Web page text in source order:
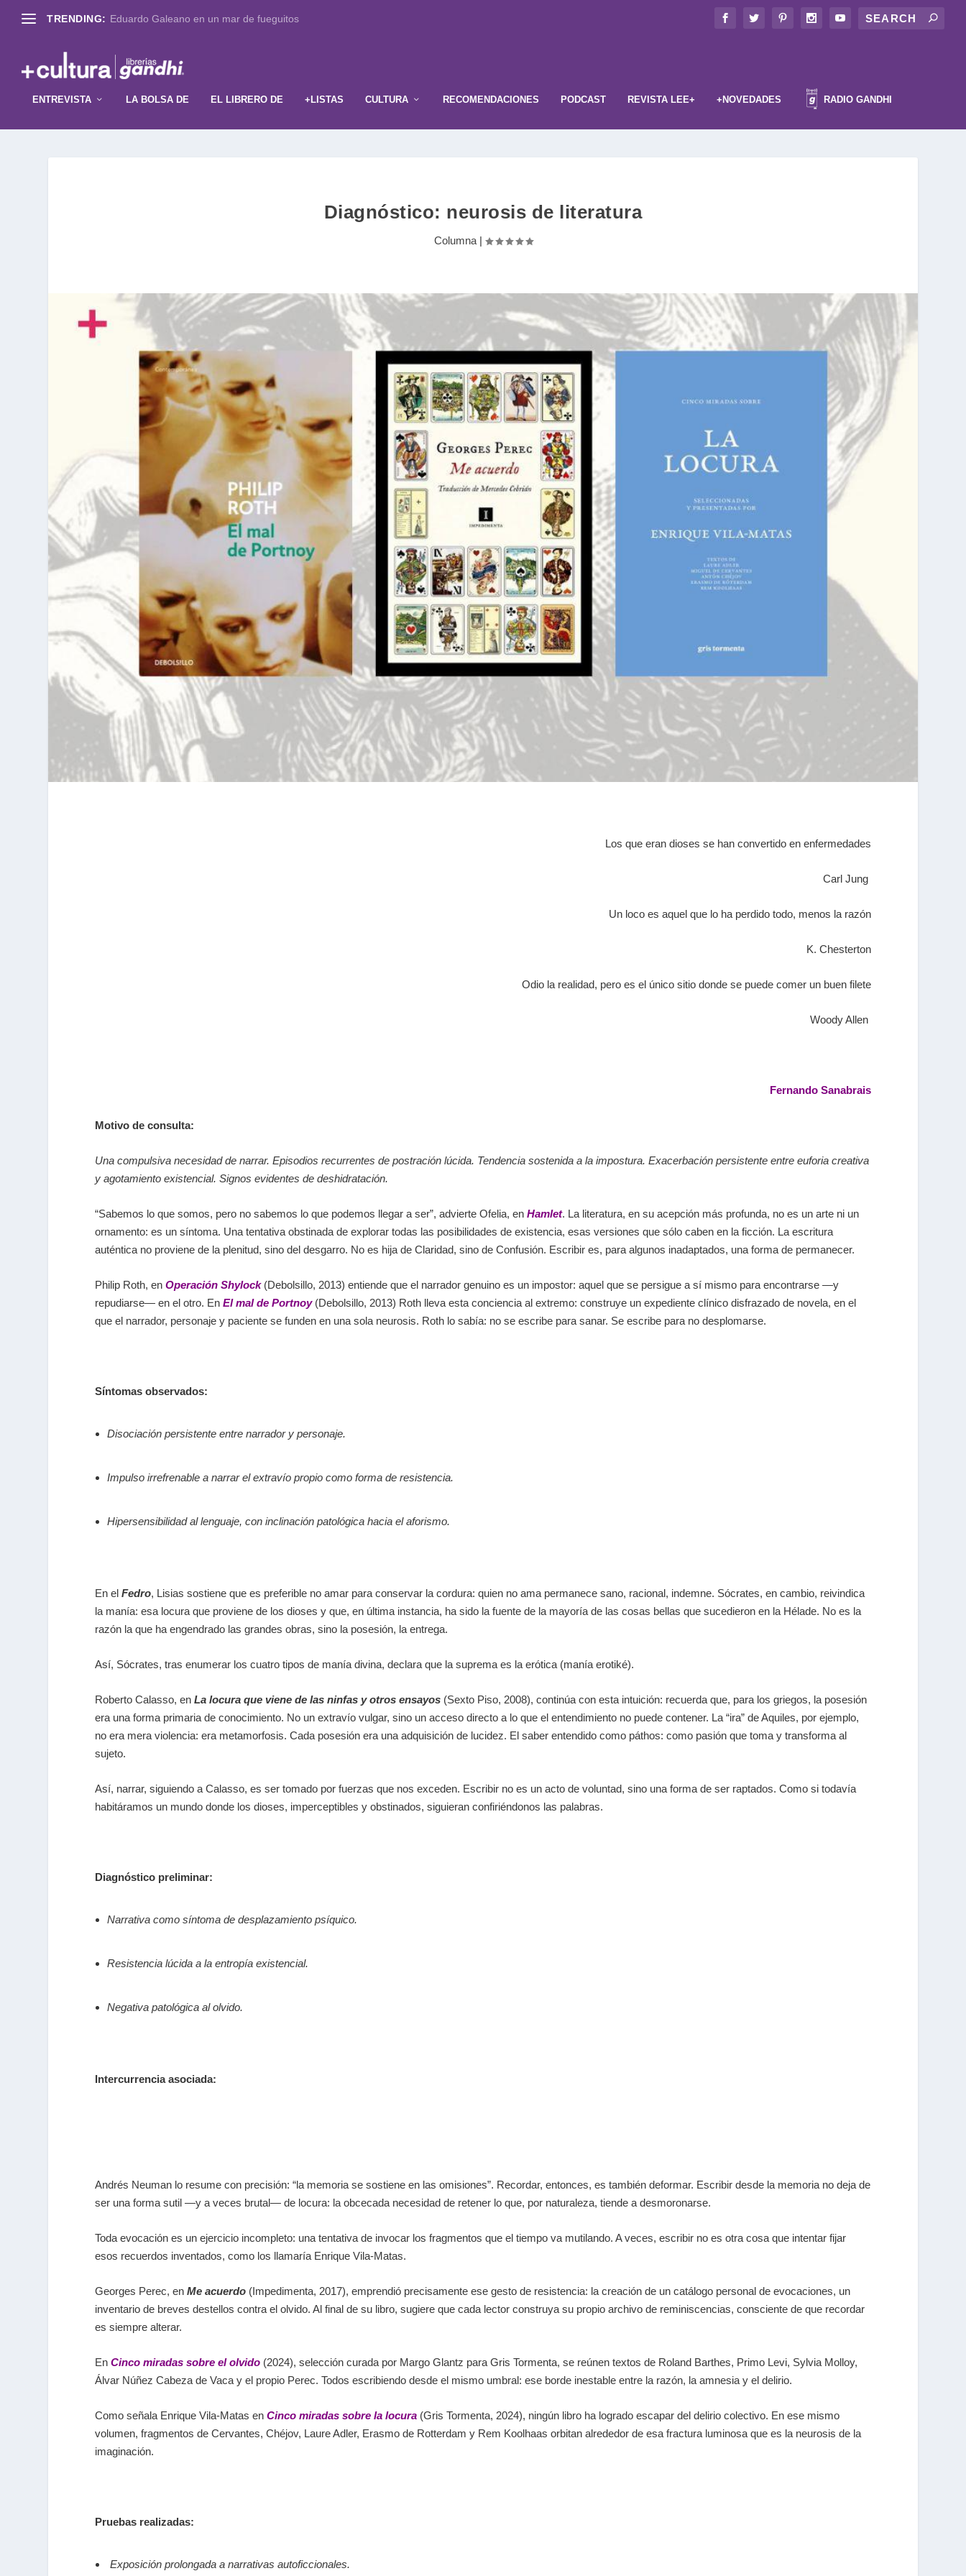
TRENDING: Eduardo Galeano en un mar de fueguitos
ENTREVISTA LA BOLSA DE EL LIBRERO DE +LISTAS CULTURA RECOMENDACIONES PODCAST REVISTA LEE+ +NOVEDADES RADIO GANDHI
Diagnóstico: neurosis de literatura
Columna|
Los que eran dioses se han convertido en enfermedades
Carl Jung
Un loco es aquel que lo ha perdido todo, menos la razón
K. Chesterton
Odio la realidad, pero es el único sitio donde se puede comer un buen filete
Woody Allen
Fernando Sanabrais
Motivo de consulta:
Una compulsiva necesidad de narrar. Episodios recurrentes de postración lúcida. Tendencia sostenida a la impostura. Exacerbación persistente entre euforia creativa
y agotamiento existencial. Signos evidentes de deshidratación.
“Sabemos lo que somos, pero no sabemos lo que podemos llegar a ser”, advierte Ofelia, en Hamlet. La literatura, en su acepción más profunda, no es un arte ni un
ornamento: es un síntoma. Una tentativa obstinada de explorar todas las posibilidades de existencia, esas versiones que sólo caben en la ficción. La escritura
auténtica no proviene de la plenitud, sino del desgarro. No es hija de Claridad, sino de Confusión. Escribir es, para algunos inadaptados, una forma de permanecer.
Philip Roth, en Operación Shylock(Debolsillo, 2013) entiende que el narrador genuino es un impostor: aquel que se persigue a sí mismo para encontrarse —y
repudiarse— en el otro. En El mal de Portnoy(Debolsillo, 2013) Roth lleva esta conciencia al extremo: construye un expediente clínico disfrazado de novela, en el
que el narrador, personaje y paciente se funden en una sola neurosis. Roth lo sabía: no se escribe para sanar. Se escribe para no desplomarse.
Síntomas observados:
Disociación persistente entre narrador y personaje.
Impulso irrefrenable a narrar el extravío propio como forma de resistencia.
Hipersensibilidad al lenguaje, con inclinación patológica hacia el aforismo.
En el Fedro, Lisias sostiene que es preferible no amar para conservar la cordura: quien no ama permanece sano, racional, indemne. Sócrates, en cambio, reivindica
la manía: esa locura que proviene de los dioses y que, en última instancia, ha sido la fuente de la mayoría de las cosas bellas que sucedieron en la Hélade. No es la
razón la que ha engendrado las grandes obras, sino la posesión, la entrega.
Así, Sócrates, tras enumerar los cuatro tipos de manía divina, declara que la suprema es la erótica (manía erotiké).
Roberto Calasso, en La locura que viene de las ninfas y otros ensayos (Sexto Piso, 2008), continúa con esta intuición: recuerda que, para los griegos, la posesión
era una forma primaria de conocimiento. No un extravío vulgar, sino un acceso directo a lo que el entendimiento no puede contener. La “ira” de Aquiles, por ejemplo,
no era mera violencia: era metamorfosis. Cada posesión era una adquisición de lucidez. El saber entendido como páthos: como pasión que toma y transforma al
sujeto.
Así, narrar, siguiendo a Calasso, es ser tomado por fuerzas que nos exceden. Escribir no es un acto de voluntad, sino una forma de ser raptados. Como si todavía
habitáramos un mundo donde los dioses, imperceptibles y obstinados, siguieran confiriéndonos las palabras.
Diagnóstico preliminar:
Narrativa como síntoma de desplazamiento psíquico.
Resistencia lúcida a la entropía existencial.
Negativa patológica al olvido.
Intercurrencia asociada:
Andrés Neuman lo resume con precisión: “la memoria se sostiene en las omisiones”. Recordar, entonces, es también deformar. Escribir desde la memoria no deja de
ser una forma sutil —y a veces brutal— de locura: la obcecada necesidad de retener lo que, por naturaleza, tiende a desmoronarse.
Toda evocación es un ejercicio incompleto: una tentativa de invocar los fragmentos que el tiempo va mutilando. A veces, escribir no es otra cosa que intentar fijar
esos recuerdos inventados, como los llamaría Enrique Vila-Matas.
Georges Perec, en Me acuerdo (Impedimenta, 2017), emprendió precisamente ese gesto de resistencia: la creación de un catálogo personal de evocaciones, un
inventario de breves destellos contra el olvido. Al final de su libro, sugiere que cada lector construya su propio archivo de reminiscencias, consciente de que recordar
es siempre alterar.
En Cinco miradas sobre el olvido (2024), selección curada por Margo Glantz para Gris Tormenta, se reúnen textos de Roland Barthes, Primo Levi, Sylvia Molloy,
Álvar Núñez Cabeza de Vaca y el propio Perec. Todos escribiendo desde el mismo umbral: ese borde inestable entre la razón, la amnesia y el delirio.
Como señala Enrique Vila-Matas en Cinco miradas sobre la locura (Gris Tormenta, 2024), ningún libro ha logrado escapar del delirio colectivo. En ese mismo
volumen, fragmentos de Cervantes, Chéjov, Laure Adler, Erasmo de Rotterdam y Rem Koolhaas orbitan alrededor de esa fractura luminosa que es la neurosis de la
imaginación.
Pruebas realizadas:
Exposición prolongada a narrativas autoficcionales.